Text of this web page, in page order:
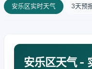
安乐区实时天气 3天预
安乐区天气 -